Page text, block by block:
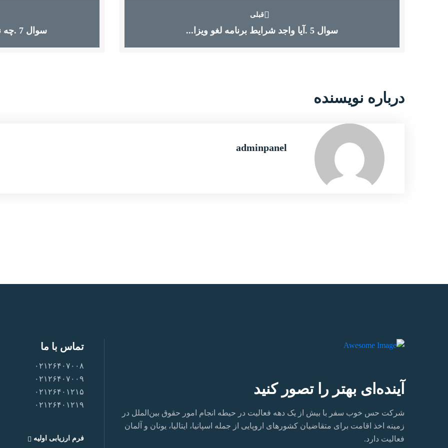
قبلی
سوال 5 .آیا واجد شرایط برنامه لغو ویزا... سوال 7 .چه نوع شناسه‌هایی به عنوان مدرک...
درباره نویسنده
adminpanel
آینده‌ای بهتر را تصور کنید
شرکت حس خوب سفر با بیش از یک دهه فعالیت در حیطه انجام امور حقوق بین‌الملل در
زمینه اخذ اقامت برای متقاضیان کشورهای اروپایی از جمله اسپانیا، ایتالیا، یونان و آلمان
فعالیت دارد.‏
تماس با ما
۰۲۱۲۶۴۰۷۰۰۸
۰۲۱۲۶۴۰۷۰۰۹
۰۲۱۲۶۴۰۱۲۱۵
۰۲۱۲۶۴۰۱۲۱۹
فرم ارزیابی اولیه